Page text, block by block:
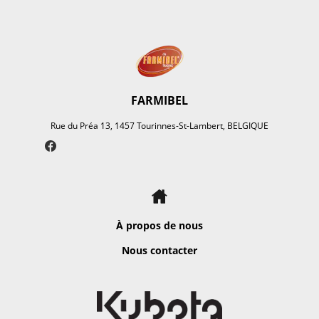
FARMIBEL
Rue du Préa 13, 1457 Tourinnes-St-Lambert, BELGIQUE
À propos de nous
Nous contacter